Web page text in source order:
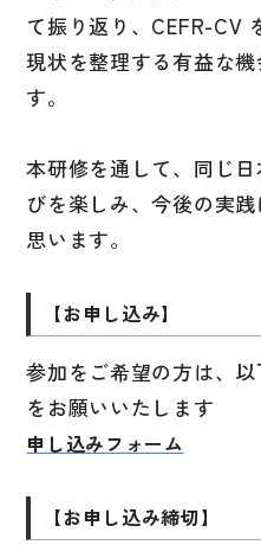
文章・談話・表現
文法
言語学
試験対策
日本語教育事情
異文化間コミュニケーショ
多言語社会・言語政策
言語の諸相
アカデミック・スキル
て振り返り、CEFR-CV
現状を整理する有益な
す。
本研修を通して、同じ
びを楽しみ、今後の実
思います。
【お申し込み】
参加をご希望の方は、
をお願いいたします
申し込みフォーム
【お申し込み締切】